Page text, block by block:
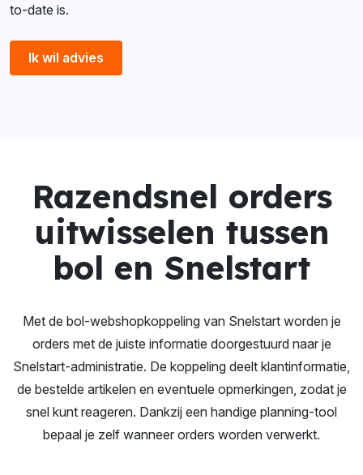
to-date is.
Ik wil advies
Razendsnel orders
uitwisselen tussen
bol en Snelstart
Met de bol-webshopkoppeling van Snelstart worden je
orders met de juiste informatie doorgestuurd naar je
Snelstart-administratie. De koppeling deelt klantinformatie,
de bestelde artikelen en eventuele opmerkingen, zodat je
snel kunt reageren. Dankzij een handige planning-tool
bepaal je zelf wanneer orders worden verwerkt.